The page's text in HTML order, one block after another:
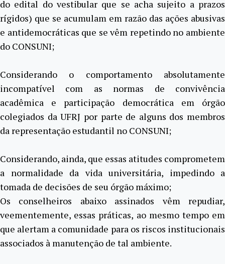
do edital do vestibular que se acha sujeito a prazos
rígidos) que se acumulam em razão das ações abusivas
e antidemocráticas que se vêm repetindo no ambiente
do CONSUNI;
Considerando o comportamento absolutamente
incompatível com as normas de convivência
acadêmica e participação democrática em órgão
colegiados da UFRJ por parte de alguns dos membros
da representação estudantil no CONSUNI;
Considerando, ainda, que essas atitudes comprometem
a normalidade da vida universitária, impedindo a
tomada de decisões de seu órgão máximo;
Os conselheiros abaixo assinados vêm repudiar,
veementemente, essas práticas, ao mesmo tempo em
que alertam a comunidade para os riscos institucionais
associados à manutenção de tal ambiente.